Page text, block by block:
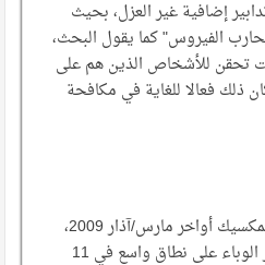
إضافية غير العزل، بحيث
الفيروس" كما يقول البحث،
تحقن للأشخاص الذين هم على
ذلك فعالا للغاية في مكافحة
ظهر وباء إنفلونزا الخنازير في المكسيك أواخر مارس/آذار 2009،
وتم إطلاق إنذار من خطر انتشار الوباء على نطاق واسع في 11